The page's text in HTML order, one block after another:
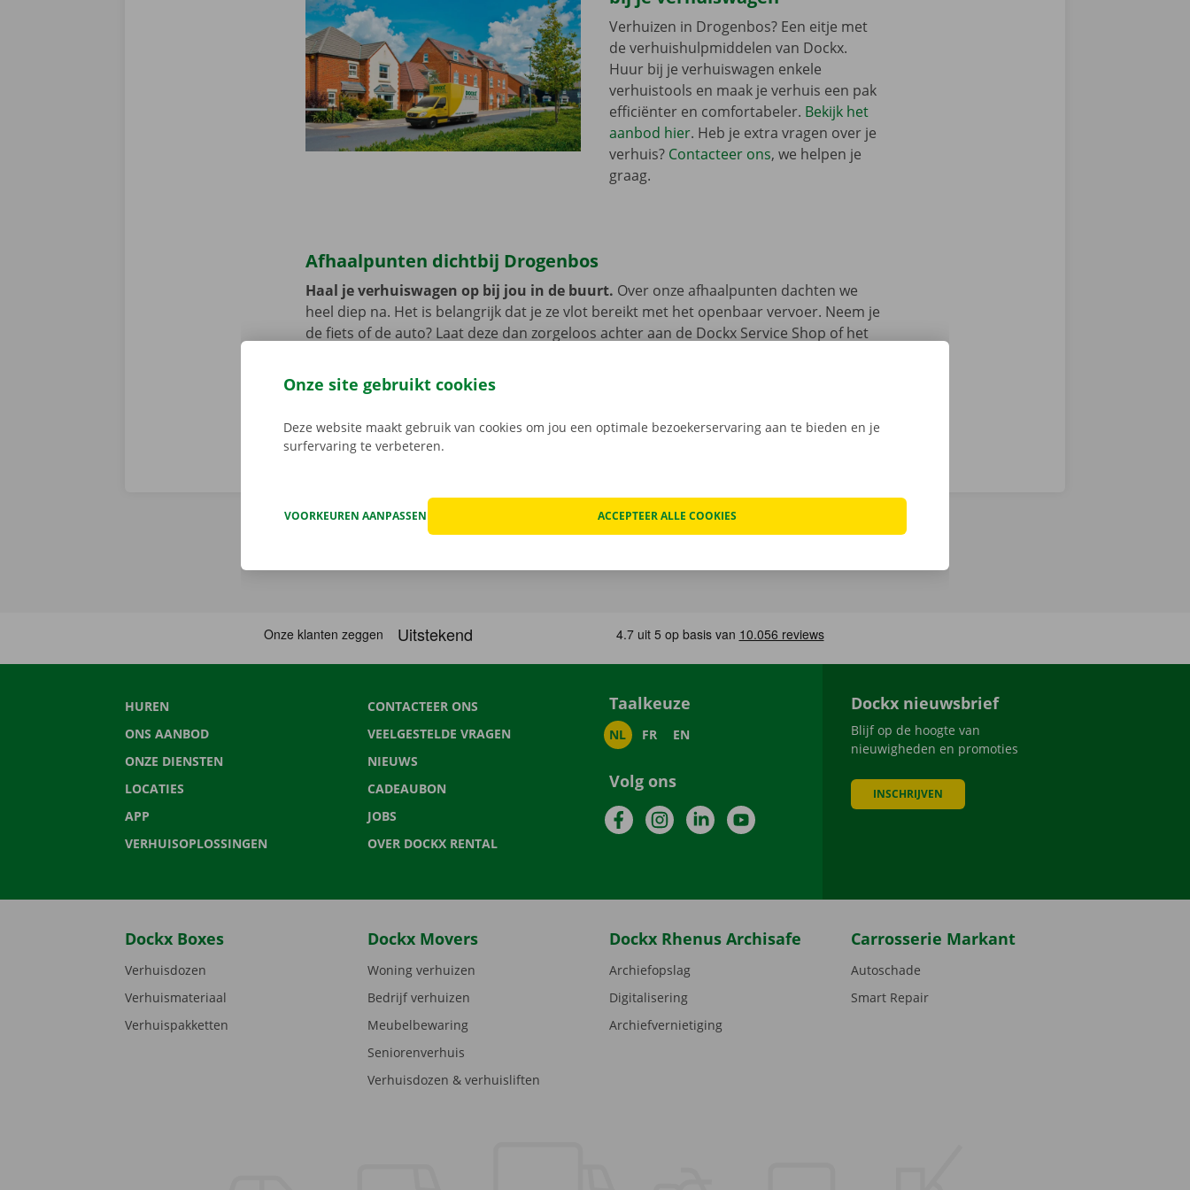
Verhuizen in Drogenbos? Een eitje met
de verhuishulpmiddelen van Dockx.
Huur bij je verhuiswagen enkele
verhuistools en maak je verhuis een pak
efficiënter en comfortabeler. Bekijk het
aanbod hier. Heb je extra vragen over je
verhuis? Contacteer ons, we helpen je
graag.
Afhaalpunten dichtbij Drogenbos
Haal je verhuiswagen op bij jou in de buurt. Over onze afhaalpunten dachten we
heel diep na. Het is belangrijk dat je ze vlot bereikt met het openbaar vervoer. Neem je
de fiets of de auto? Laat deze dan zorgeloos achter aan de Dockx Service Shop of het
HUREN
ONS AANBOD
ONZE DIENSTEN
LOCATIES
APP
VERHUISOPLOSSINGEN
CONTACTEER ONS
VEELGESTELDE VRAGEN
NIEUWS
CADEAUBON
JOBS
OVER DOCKX RENTAL
Taalkeuze
NL FR EN
Volg ons
FacebookInstagramLinkedInYouTube
Dockx nieuwsbrief
Blijf op de hoogte van
nieuwigheden en promoties
INSCHRIJVEN
Dockx Boxes
Verhuisdozen
Verhuismateriaal
Verhuispakketten
Dockx Movers
Woning verhuizen
Bedrijf verhuizen
Meubelbewaring
Seniorenverhuis
Verhuisdozen & verhuisliften
Dockx Rhenus Archisafe
Archiefopslag
Digitalisering
Archiefvernietiging
Carrosserie Markant
Autoschade
Smart Repair
Onze site gebruikt cookies
Deze website maakt gebruik van cookies om jou een optimale bezoekerservaring aan te bieden en je
surfervaring te verbeteren.
VOORKEUREN AANPASSEN ACCEPTEER ALLE COOKIES